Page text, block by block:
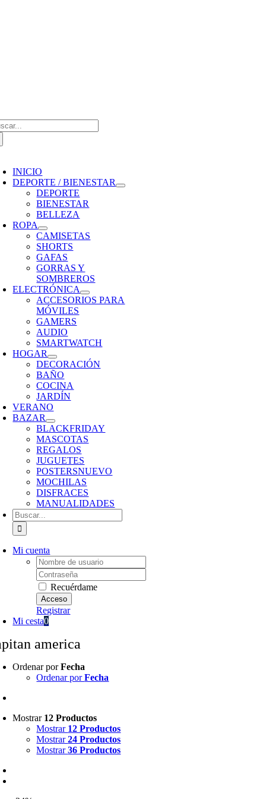
INICIO
DEPORTE / BIENESTAR
DEPORTE
BIENESTAR
BELLEZA
ROPA
CAMISETAS
SHORTS
GAFAS
GORRAS Y
SOMBREROS
ELECTRÓNICA
ACCESORIOS PARA
MÓVILES
GAMERS
AUDIO
SMARTWATCH
HOGAR
DECORACIÓN
BAÑO
COCINA
JARDÍN
VERANO
BAZAR
BLACKFRIDAY
MASCOTAS
REGALOS
JUGUETES
POSTERSNUEVO
MOCHILAS
DISFRACES
MANUALIDADES
Buscar:
Mi cuenta
Username:
Password:
Recuérdame
Registrar
Mi cesta0
america
Ordenar porFecha
Ordenar porFecha
Mostrar 12 Productos
Mostrar 12 Productos
Mostrar24 Productos
Mostrar36 Productos